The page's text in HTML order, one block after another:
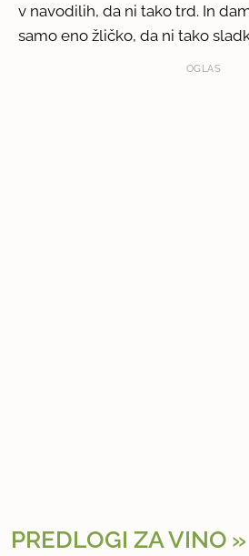
v navodilih, da ni tako trd. In
samo eno žličko, da ni tako
OGLAS
PREDLOGI ZA VINO